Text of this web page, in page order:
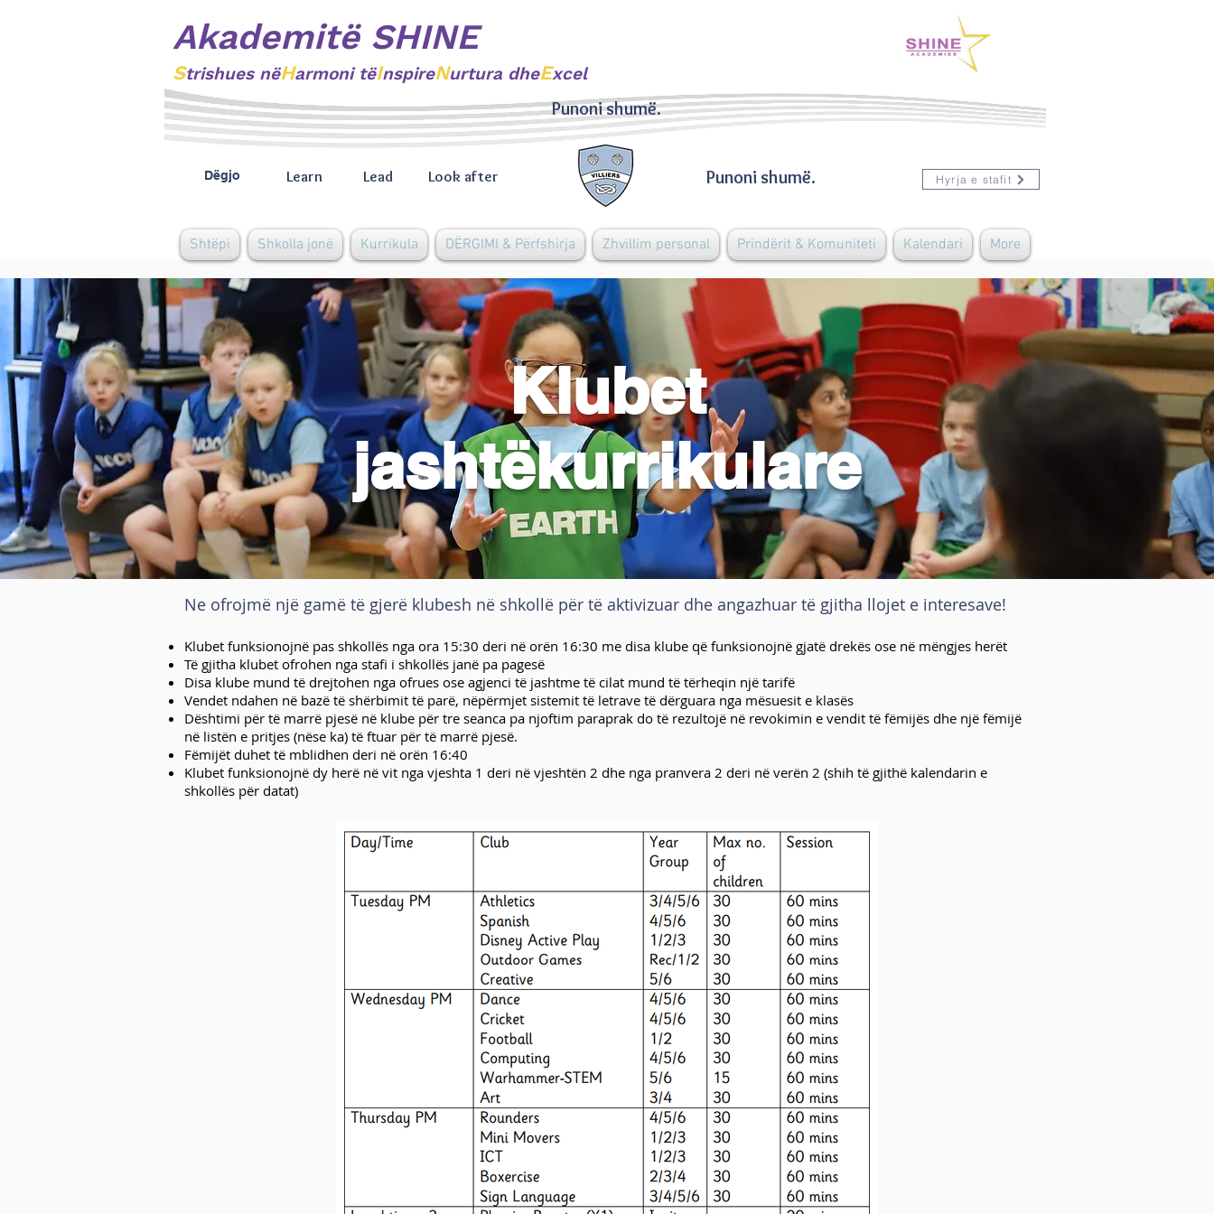
Akademitë SHINE
Strishues nëHarmoni tëInspireNurtura dheExcel
Dëgjo Punoni shumë.
Learn Lead Look after Hyrja e stafit
Punoni shumë.
Shtëpi Shkolla jonë Kurrikula DËRGIMI & Përfshirja Zhvillim personal Prindërit & Komuniteti Kalendari More
Klubet
jashtëkurrikulare
Ne ofrojmë një gamë të gjerë klubesh në shkollë për të aktivizuar dhe angazhuar të gjitha llojet e interesave!
Klubet funksionojnë pas shkollës nga ora 15:30 deri në orën 16:30 me disa klube që funksionojnë gjatë drekës ose në mëngjes herët
Të gjitha klubet ofrohen nga stafi i shkollës janë pa pagesë
Disa klube mund të drejtohen nga ofrues ose agjenci të jashtme të cilat mund të tërheqin një tarifë
Vendet ndahen në bazë të shërbimit të parë, nëpërmjet sistemit të letrave të dërguara nga mësuesit e klasës
Dështimi për të marrë pjesë në klube për tre seanca pa njoftim paraprak do të rezultojë në revokimin e vendit të fëmijës dhe një fëmijë
në listën e pritjes (nëse ka) të ftuar për të marrë pjesë.
Fëmijët duhet të mblidhen deri në orën 16:40
Klubet funksionojnë dy herë në vit nga vjeshta 1 deri në vjeshtën 2 dhe nga pranvera 2 deri në verën 2 (shih të gjithë kalendarin e
shkollës për datat)